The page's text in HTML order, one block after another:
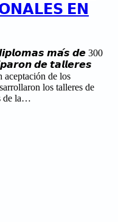
𝗘𝗡
𝙢𝙖́𝙨 𝙙𝙚 300
𝙙𝙚 𝙩𝙖𝙡𝙡𝙚𝙧𝙚𝙨
de los
los talleres de
de la…